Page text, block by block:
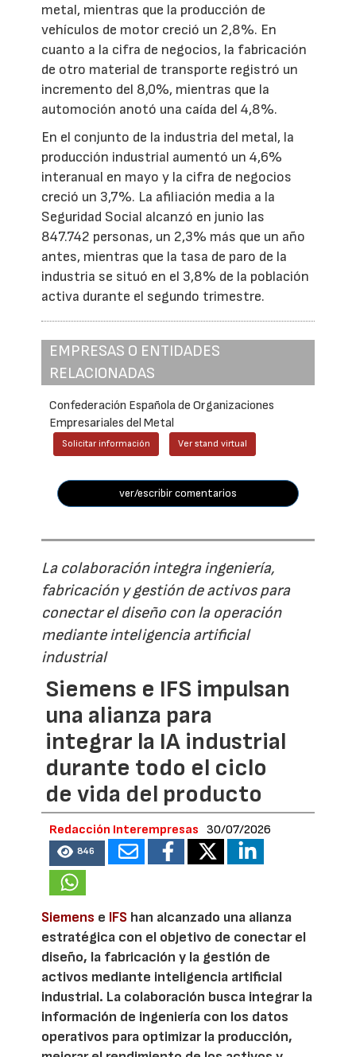
metal, mientras que la producción de
vehículos de motor creció un 2,8%. En
cuanto a la cifra de negocios, la fabricación
de otro material de transporte registró un
incremento del 8,0%, mientras que la
automoción anotó una caída del 4,8%.
En el conjunto de la industria del metal, la
producción industrial aumentó un 4,6%
interanual en mayo y la cifra de negocios
creció un 3,7%. La afiliación media a la
Seguridad Social alcanzó en junio las
847.742 personas, un 2,3% más que un año
antes, mientras que la tasa de paro de la
industria se situó en el 3,8% de la población
activa durante el segundo trimestre.
EMPRESAS O ENTIDADES
RELACIONADAS
Confederación Española de Organizaciones
Empresariales del Metal
Solicitar información Ver stand virtual
ver/escribir comentarios
La colaboración integra ingeniería,
fabricación y gestión de activos para
conectar el diseño con la operación
mediante inteligencia artificial
industrial
Siemens e IFS impulsan
una alianza para
integrar la IA industrial
durante todo el ciclo
de vida del producto
Redacción Interempresas 30/07/2026
846
Siemens e IFS han alcanzado una alianza
estratégica con el objetivo de conectar el
diseño, la fabricación y la gestión de
activos mediante inteligencia artificial
industrial. La colaboración busca integrar la
información de ingeniería con los datos
operativos para optimizar la producción,